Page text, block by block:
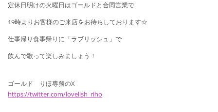
定休日明けの火曜日はゴールドと合同営業で
19時よりお客様のご来店をお待ちしております☆
仕事帰り食事帰りに「ラブリッシュ」で
飲んで歌って楽しみましょう！
ゴールド りほ専務のX
https://twitter.com/lovelish_riho